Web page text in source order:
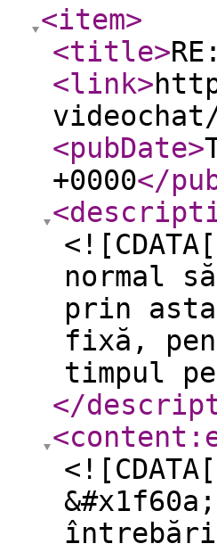
<item>
<title>
<link>
<pubDate>
+0000</
normal
prin
fixă,
timpul
</